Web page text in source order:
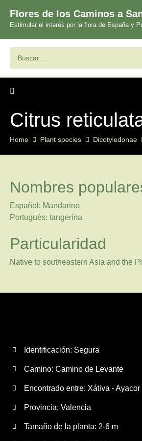
Flores de los Caminos a
Estimular el interés por la flora de España y
Citrus
Home Plant species Dicotyledonae
Nombres
Español: Mandarino
Portugués: tangerina
Particularidad
Native to southeastern Asia and the
Identificación: Segura
Camino: Camino de Levante
Encontrado entre: Xátiva - Ayacor
Provincia: Valencia
Tamaño de la planta: 2-6 m